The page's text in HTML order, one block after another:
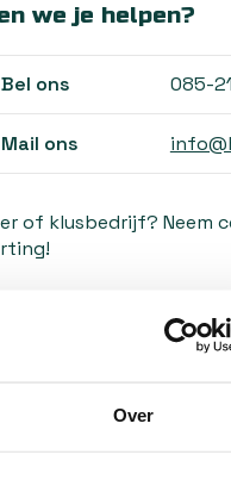
Over
we je helpen?
Bel ons 085-
Mail ons
of klusbedrijf? Neem